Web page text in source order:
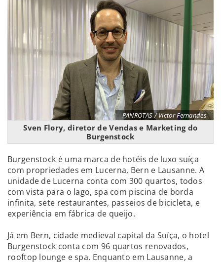
PANROTAS / Victor Fernandes
Sven Flory, diretor de Vendas e Marketing do
Burgenstock
Burgenstock é uma marca de hotéis de luxo suíça
com propriedades em Lucerna, Bern e Lausanne. A
unidade de Lucerna conta com 300 quartos, todos
com vista para o lago, spa com piscina de borda
infinita, sete restaurantes, passeios de bicicleta, e
experiência em fábrica de queijo.
Já em Bern, cidade medieval capital da Suíça, o hotel
Burgenstock conta com 96 quartos renovados,
rooftop lounge e spa. Enquanto em Lausanne, a